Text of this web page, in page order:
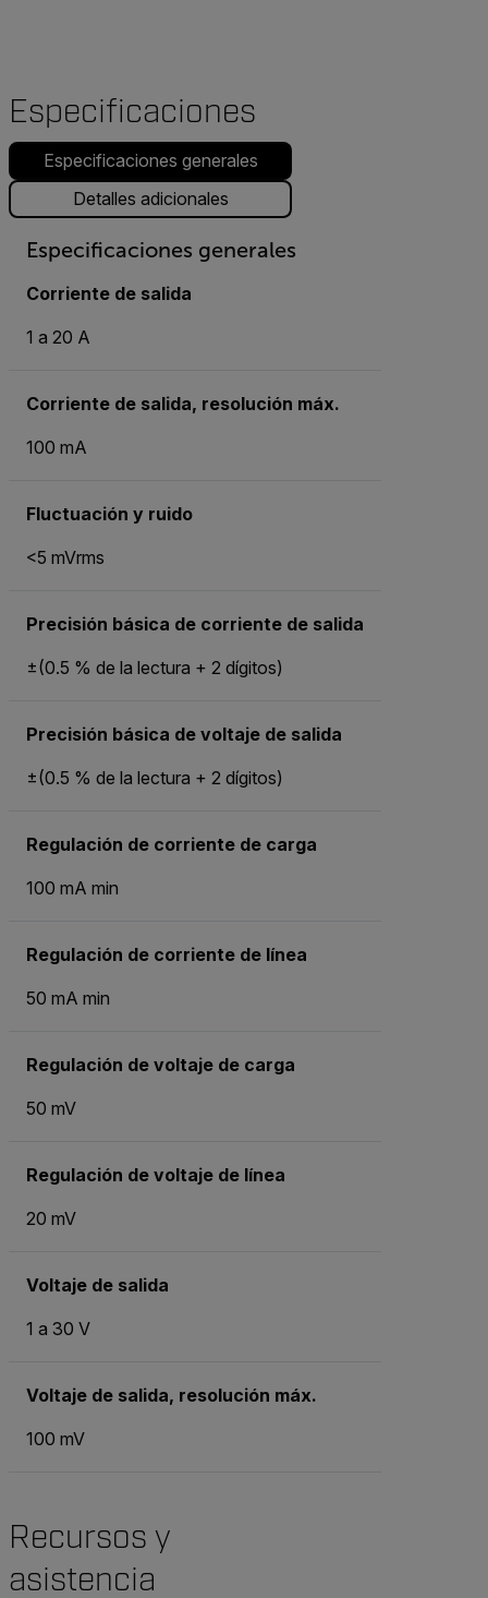
Especificaciones
Especificaciones generales
Detalles adicionales
Especificaciones generales
Corriente de salida
1 a 20 A
Corriente de salida, resolución máx.
100 mA
Fluctuación y ruido
<5 mVrms
Precisión básica de corriente de salida
±(0.5 % de la lectura + 2 dígitos)
Precisión básica de voltaje de salida
±(0.5 % de la lectura + 2 dígitos)
Regulación de corriente de carga
100 mA min
Regulación de corriente de línea
50 mA min
Regulación de voltaje de carga
50 mV
Regulación de voltaje de línea
20 mV
Voltaje de salida
1 a 30 V
Voltaje de salida, resolución máx.
100 mV
Recursos y
asistencia